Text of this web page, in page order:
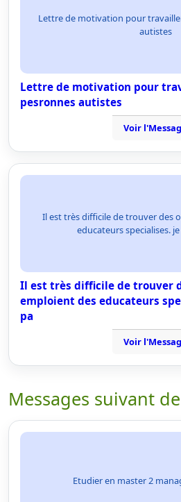
Lettre de motivation pour
autistes
Lettre de motivation pour
pesronnes autistes
Voir
Il est très difficile de trouver des
educateurs specialises.
Il est très difficile de trouver
emploient des educateurs
pa
Voir
Messages suivant
Etudier en master 2